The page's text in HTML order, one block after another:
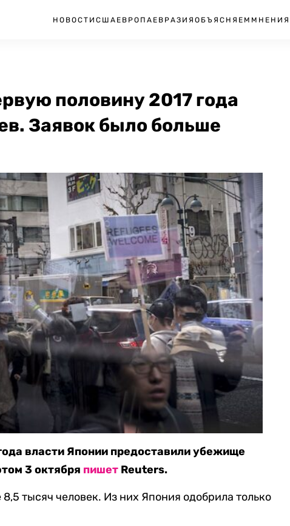
НОВОСТИ США ЕВРОПА ЕВРАЗИЯ ОБЪЯСНЯЕМ МНЕНИЯ
половину 2017 года
Заявок было больше
власти Японии предоставили убежище
3 октября пишет Reuters.
тысяч человек. Из них Япония одобрила только